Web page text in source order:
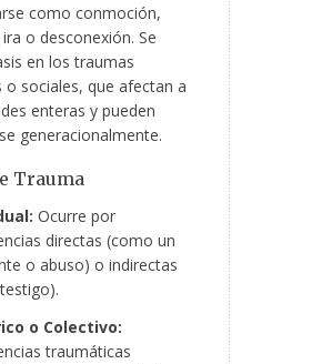
como conmoción,
o desconexión. Se
en los traumas
o sociales, que afectan a
enteras y pueden
generacionalmente.
Trauma
Ocurre por
directas (como un
o abuso) o indirectas
o Colectivo:
traumáticas